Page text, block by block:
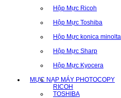
Hộp Mực Ricoh
Hộp Mực Toshiba
Hộp Mực konica minolta
Hộp Mực Sharp
Hộp Mực Kyocera
MỰC NẠP MÁY PHOTOCOPY
RICOH
TOSHIBA